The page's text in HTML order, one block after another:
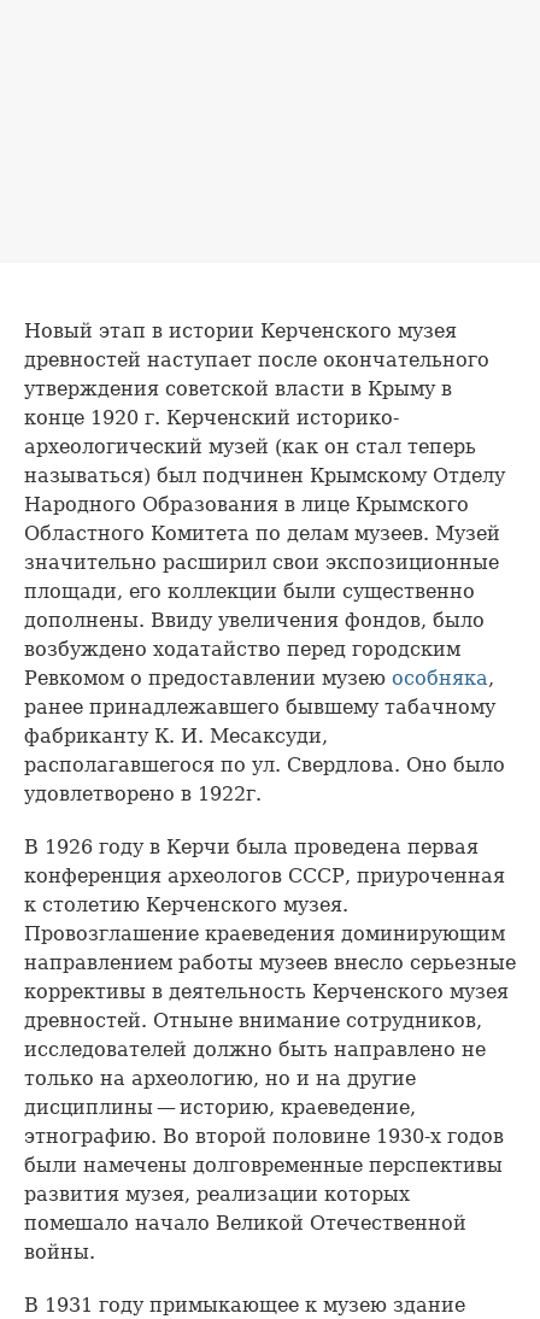
Новый этап в истории Керченского музея
древностей наступает после окончательного
утверждения советской власти в Крыму в
конце 1920 г. Керченский историко-
археологический музей (как он стал теперь
называться) был подчинен Крымскому Отделу
Народного Образования в лице Крымского
Областного Комитета по делам музеев. Музей
значительно расширил свои экспозиционные
площади, его коллекции были существенно
дополнены. Ввиду увеличения фондов, было
возбуждено ходатайство перед городским
Ревкомом о предоставлении музею особняка,
ранее принадлежавшего бывшему табачному
фабриканту К. И. Месаксуди,
располагавшегося по ул. Свердлова. Оно было
удовлетворено в 1922г.
В 1926 году в Керчи была проведена первая
конференция археологов СССР, приуроченная
к столетию Керченского музея.
Провозглашение краеведения доминирующим
направлением работы музеев внесло серьезные
коррективы в деятельность Керченского музея
древностей. Отныне внимание сотрудников,
исследователей должно быть направлено не
только на археологию, но и на другие
дисциплины — историю, краеведение,
этнографию. Во второй половине 1930-х годов
были намечены долговременные перспективы
развития музея, реализации которых
помешало начало Великой Отечественной
войны.
В 1931 году примыкающее к музею здание